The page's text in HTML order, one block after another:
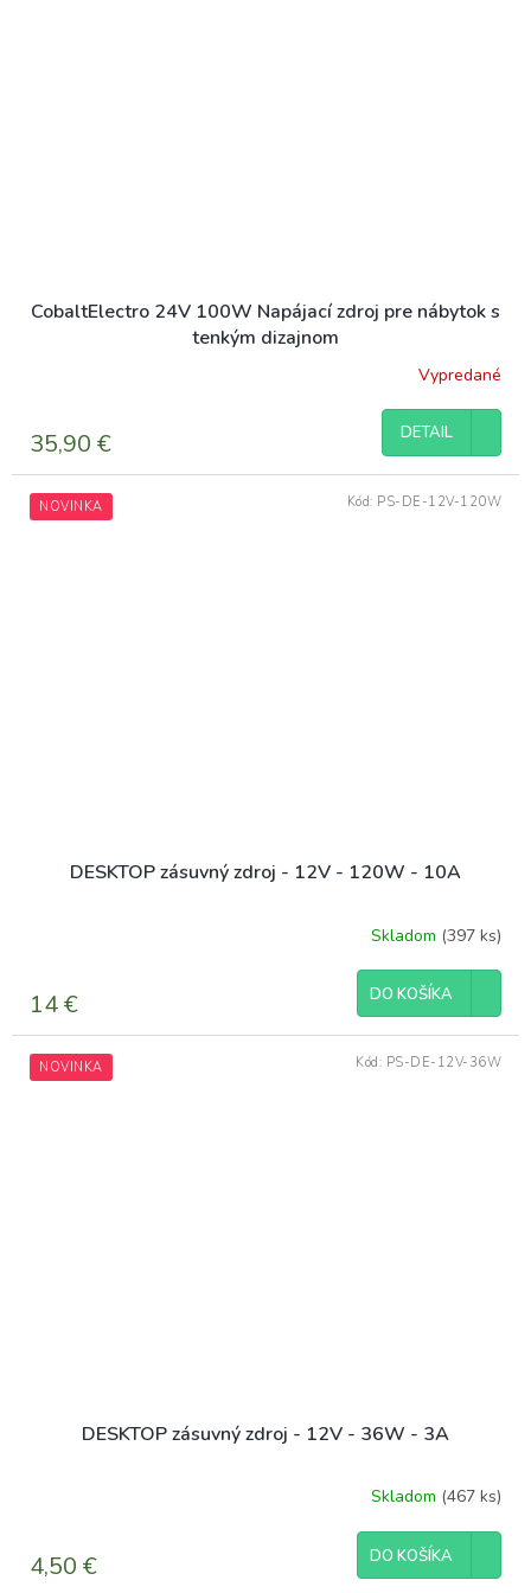
CobaltElectro 24V 100W Napájací zdroj pre nábytok s
tenkým dizajnom
Vypredané
35,90 € DETAIL
NOVINKA
DESKTOP zásuvný zdroj - 12V - 120W - 10A
Skladom (397 ks)
14 € DO KOŠÍKA
Kód: PS-DE-12V-120W
NOVINKA
DESKTOP zásuvný zdroj - 12V - 36W - 3A
Skladom (467 ks)
4,50 € DO KOŠÍKA
Kód: PS-DE-12V-36W